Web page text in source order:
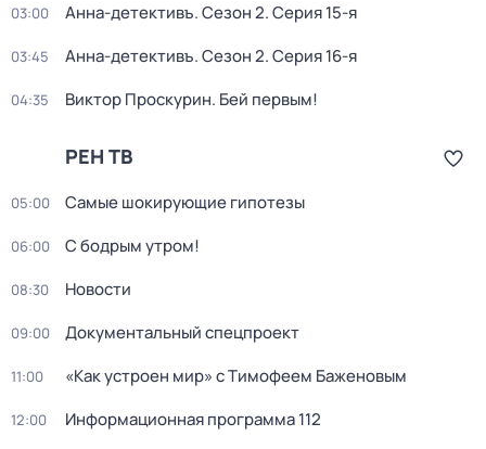
03:00 Анна-детективъ. Сезон 2. Серия 15-я
03:45 Анна-детективъ. Сезон 2. Серия 16-я
04:35 Виктор Проскурин. Бей первым!
РЕН ТВ
05:00 Самые шoкиpующие гипотезы
06:00 С бодрым утром!
08:30 Новости
09:00 Документальный спецпроект
11:00 «Как устроен мир» с Тимофеем Баженовым
12:00 Информационная программа 112